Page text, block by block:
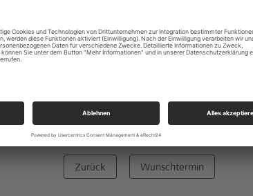
optional Basic-Gesichtsbehandlung |
Verwöhnzeit mit Gesichtsbehandlung,
ca. 4 Stunden I 215 Euro
Verwöhnzeit ohne Gesichtsbehandlung,
ca. 3 Stunden I 135 Euro
Selbst genießen oder als Gutschein
Zurück Wunschtermin